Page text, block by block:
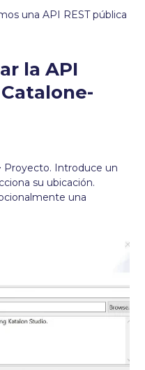
una API REST pública
la API
Proyecto. Introduce un
su ubicación.
una